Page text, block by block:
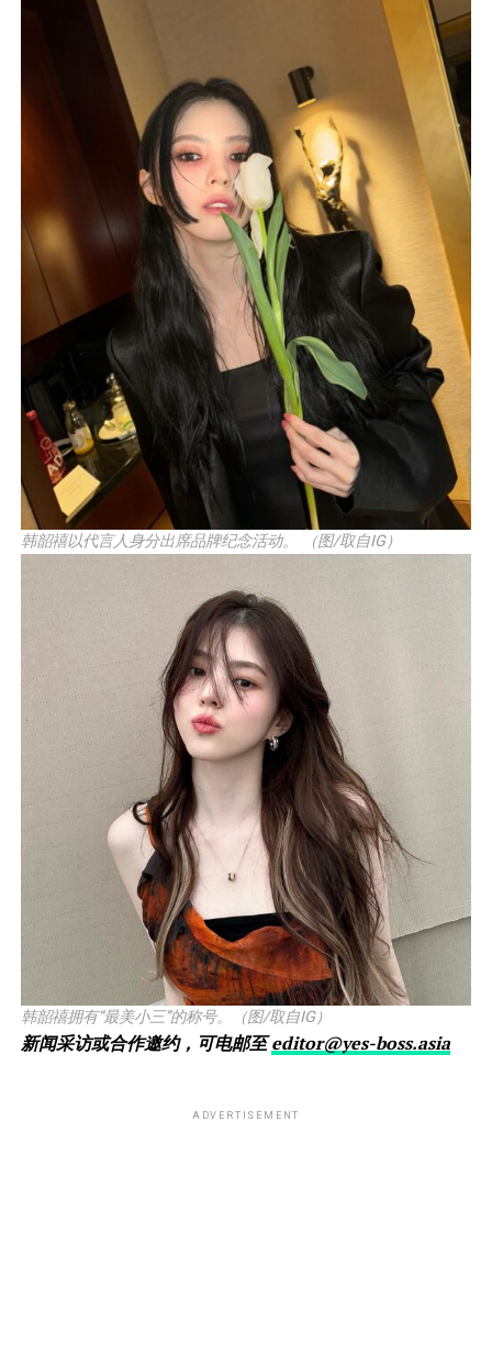
韩韶禧以代言人身分出席品牌纪念活动。 （图/取自IG）
韩韶禧拥有“最美小三”的称号。（图/取自IG）
新闻采访或合作邀约，可电邮至editor@yes-boss.asia
ADVERTISEMENT